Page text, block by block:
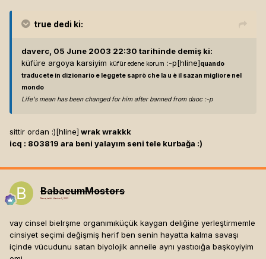
true dedi ki:
daverc, 05 June 2003 22:30 tarihinde demiş ki:
küfüre argoya karsiyim küfür edene korum :-p[hline]quando
traducete in dizionario e leggete saprò che la u è il sazan migliore nel
mondo
Life's mean has been changed for him after banned from daoc :-p
sittir ordan :)[hline] wrak wrakkk
icq : 803819 ara beni yalayım seni tele kurbağa :)
BabacumMostors
Mesaj tarihi: Haziran 5, 2003
vay cinsel bielrşme organımıküçük kaygan deliğine yerleştirmemle
cinsiyet seçimi değişmiş herif ben senin hayatta kalma savaşı
içinde vücudunu satan biyolojik anneile aynı yastıoığa başkoyiyim